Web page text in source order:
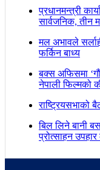
प्रधानमन्त्री
सार्वजनिक, तीन
मल अभावले
फर्किन बाध्य
बक्स अफिसमा
नेपाली फिल्मको
राष्ट्रियसभाको
बिल लिने बानी
प्रोत्साहन